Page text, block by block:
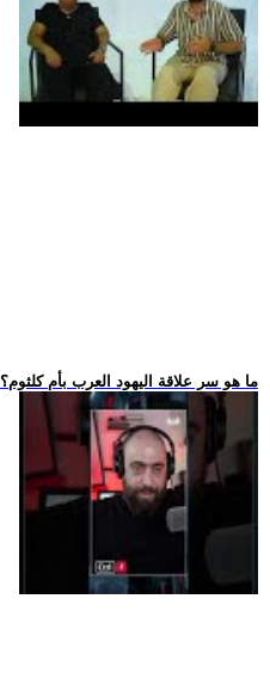
.. ما هو سر علاقة اليهود العرب بأم كلثوم؟